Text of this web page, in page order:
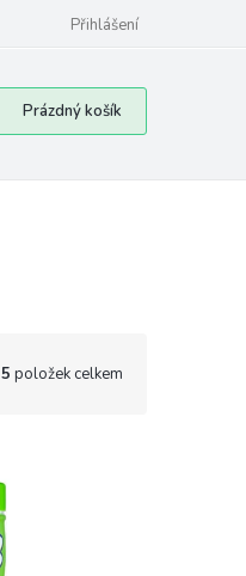
Přihlášení
Nákupní
košík
Prázdný košík
5 položek celkem